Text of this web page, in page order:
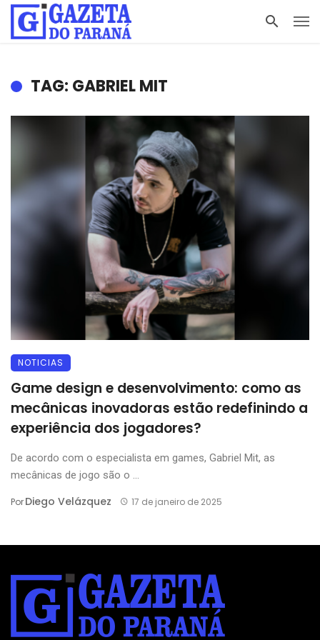
TAG: GABRIEL MIT
NOTICIAS
Game design e desenvolvimento: como as
mecânicas inovadoras estão redefinindo a
experiência dos jogadores?
De acordo com o especialista em games, Gabriel Mit, as
mecânicas de jogo são o ...
PorDiego Velázquez 17 de janeiro de 2025